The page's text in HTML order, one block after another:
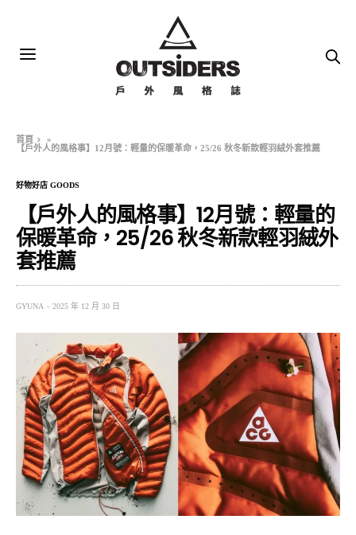
首頁
»
【戶外人的風格事】12月號：輕量的保暖革命，25/26 秋冬新款輕羽絨外套推薦
好物好店 GOODS
【戶外人的風格事】12月號：輕量的
保暖革命，25/26 秋冬新款輕羽絨外
套推薦
GYUNA 2025 年 12 月 30 日